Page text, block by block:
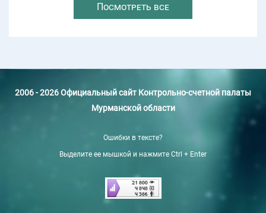
Посмотреть все
2006 - 2026 Официальный сайт Контрольно-счетной палаты
Мурманской области
Ошибки в тексте?
Выделите ее мышкой и нажмите Ctrl + Enter